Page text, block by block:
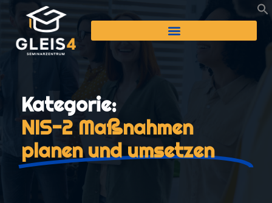
Kategorie:
NIS-2 Maßnahmen
planen und umsetzen